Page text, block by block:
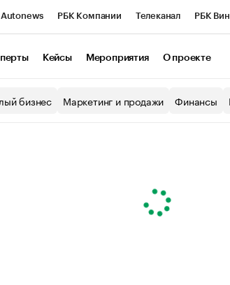
Autonews РБК Компании Телеканал РБК
Экономика Бизнес
Кейсы Мероприятия О проекте
бизнес Маркетинг и продажи Финансы